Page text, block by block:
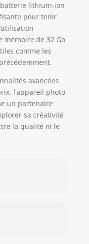
objectif
52mm,
32Go,
de carte,
sacoche
Un
et
en
batterie lithium-ion
pour tenir
mémoire de 32 Go
comme les
avancées
l’appareil photo
un partenaire
sa créativité
la qualité ni le